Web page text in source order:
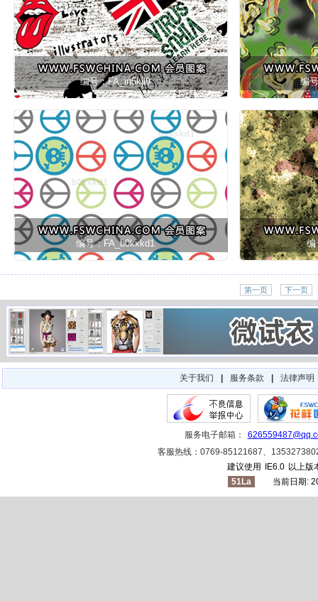
编号：FA_in5kjl9 编
编号：FA_b0kxkd1 编
第一页 下一页
关于我们 服务条款 法律声明
服务电子邮箱：
客服热线：0769-85121687、
建议使用
IE6.0 以上版
51La
当前日期: